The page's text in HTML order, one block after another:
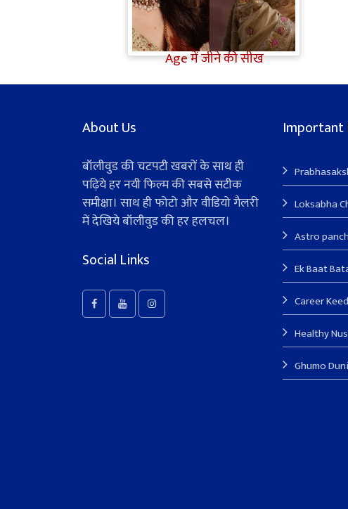
Bollywood Gossip: Gen Z को
'गटरछाप' कहने वाली Kangana
Ranaut के बदले सुर, दी Digital
Age में जीने की सीख
About Us
बॉलीवुड की चटपटी खबरों के साथ ही
पढ़िये हर नयी फिल्म की सबसे सटीक
समीक्षा। साथ ही फोटो और वीडियो गैलरी
में देखिये बॉलीवुड की हर हलचल।
Social Links
Important
Loksabha
Astro
Ek Baat
Career
Healthy
Ghumo